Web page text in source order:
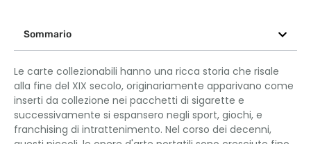
Sommario
Le carte collezionabili hanno una ricca storia che risale
alla fine del XIX secolo, originariamente apparivano come
inserti da collezione nei pacchetti di sigarette e
successivamente si espansero negli sport, giochi, e
franchising di intrattenimento. Nel corso dei decenni,